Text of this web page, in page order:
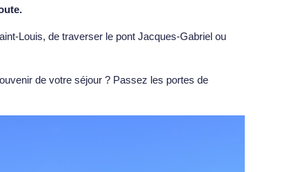
Louis, de traverser le pont Jacques-Gabriel ou
de votre séjour ? Passez les portes de